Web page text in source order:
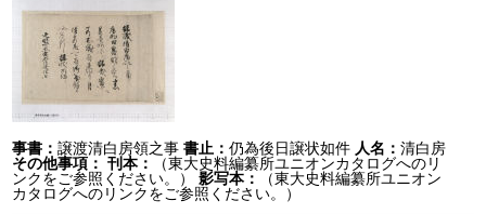
事書：譲渡清白房領之事書止：仍為後日譲状如件 人名：清白房
その他事項： 刊本：
（東大史料編纂所ユニオンカタログへのリ
ンクをご参照ください。）
影写本：
（東大史料編纂所ユニオン
カタログへのリンクをご参照ください。）